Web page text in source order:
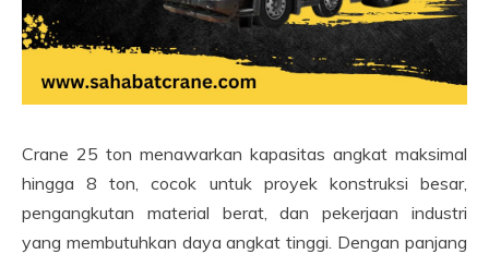
Crane 25 ton menawarkan kapasitas angkat maksimal
hingga 8 ton, cocok untuk proyek konstruksi besar,
pengangkutan material berat, dan pekerjaan industri
yang membutuhkan daya angkat tinggi. Dengan panjang